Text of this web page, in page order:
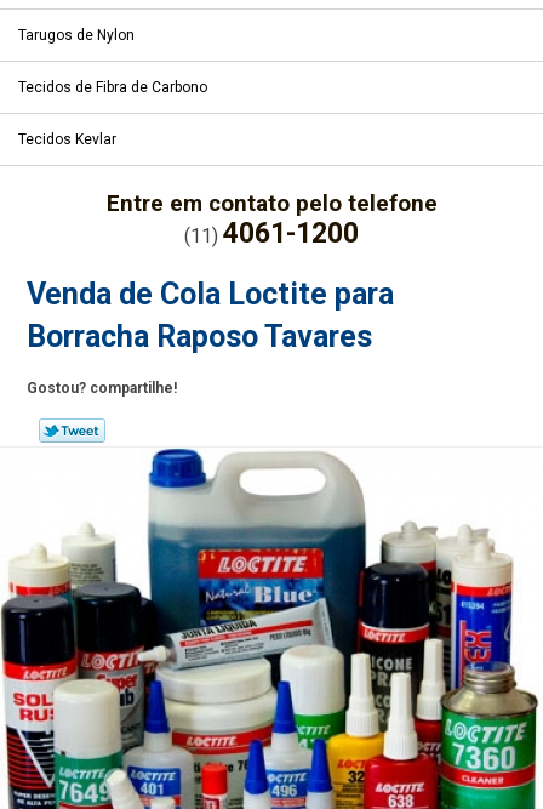
Tarugos de Nylon
Tecidos de Fibra de Carbono
Tecidos Kevlar
Entre em contato pelo telefone
(11) 4061-1200
Venda de Cola Loctite para
Borracha Raposo Tavares
Gostou? compartilhe!